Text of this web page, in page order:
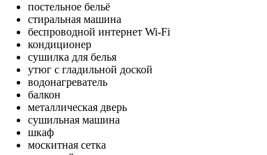
постельное бельё
стиральная машина
беспроводной интернет Wi-Fi
кондиционер
сушилка для белья
утюг с гладильной доской
водонагреватель
балкон
металлическая дверь
сушильная машина
шкаф
москитная сетка